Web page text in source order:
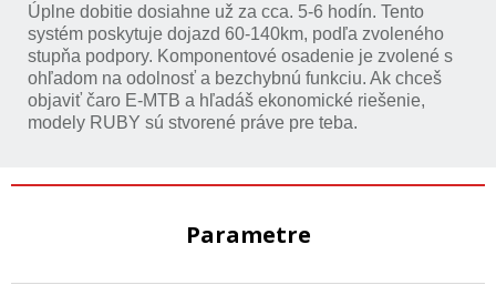
Úplne dobitie dosiahne už za cca. 5-6 hodín. Tento
systém poskytuje dojazd 60-140km, podľa zvoleného
stupňa podpory. Komponentové osadenie je zvolené s
ohľadom na odolnosť a bezchybnú funkciu. Ak chceš
objaviť čaro E-MTB a hľadáš ekonomické riešenie,
modely RUBY sú stvorené práve pre teba.
Parametre